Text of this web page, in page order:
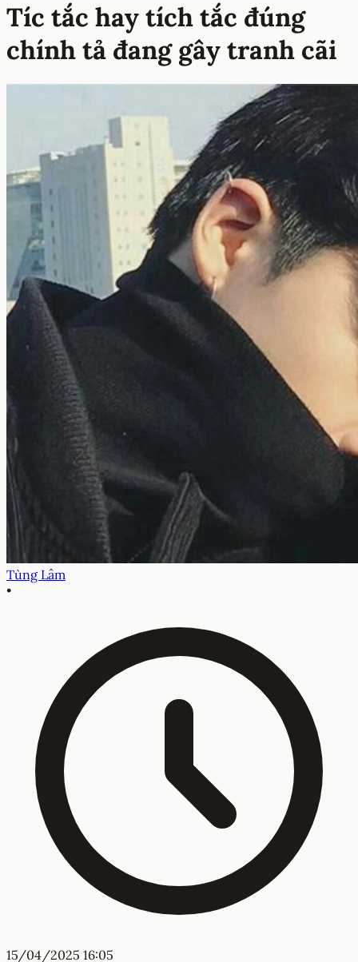
Tíc tắc hay tích tắc đúng
chính tả đang gây tranh cãi
Tùng Lâm
•
15/04/2025 16:05